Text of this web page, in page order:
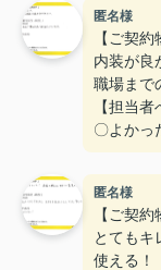
匿名様
【ご契約
内装が良
職場まで
【担当
〇よかっ
こまかい
た。
〇悪かっ
匿名様
【ご契約
とてもキ
使える！